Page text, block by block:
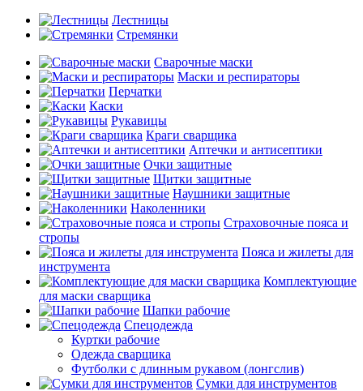
Лестницы
Стремянки
Сварочные маски
Маски и респираторы
Перчатки
Каски
Рукавицы
Краги сварщика
Аптечки и антисептики
Очки защитные
Щитки защитные
Наушники защитные
Наколенники
Страховочные пояса и
стропы
Пояса и жилеты для
инструмента
Комплектующие
для маски сварщика
Шапки рабочие
Спецодежда
Куртки рабочие
Одежда сварщика
Футболки с длинным рукавом (лонгслив)
Сумки для инструментов